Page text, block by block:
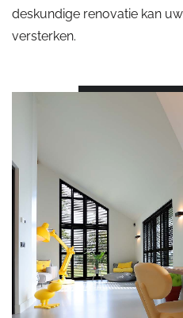
deskundige renovatie kan
versterken.